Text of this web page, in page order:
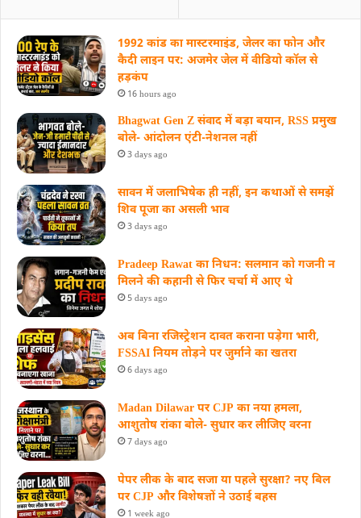
1992 कांड का मास्टरमाइंड, जेलर का फोन और
कैदी लाइन पर: अजमेर जेल में वीडियो कॉल से
हड़कंप
16 hours ago
Bhagwat Gen Z संवाद में बड़ा बयान, RSS प्रमुख
बोले- आंदोलन एंटी-नेशनल नहीं
3 days ago
सावन में जलाभिषेक ही नहीं, इन कथाओं से समझें
शिव पूजा का असली भाव
3 days ago
Pradeep Rawat का निधन: सलमान को गजनी न
मिलने की कहानी से फिर चर्चा में आए थे
5 days ago
अब बिना रजिस्ट्रेशन दावत कराना पड़ेगा भारी,
FSSAI नियम तोड़ने पर जुर्माने का खतरा
6 days ago
Madan Dilawar पर CJP का नया हमला,
आशुतोष रांका बोले- सुधार कर लीजिए वरना
7 days ago
पेपर लीक के बाद सजा या पहले सुरक्षा? नए बिल
पर CJP और विशेषज्ञों ने उठाई बहस
1 week ago